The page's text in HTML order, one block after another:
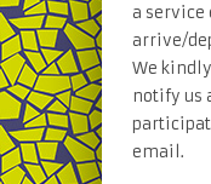
a service
arrive/
We
notify us
email.